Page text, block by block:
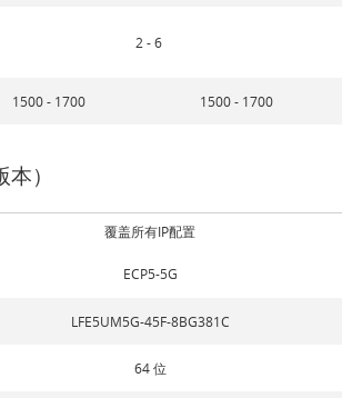
2 - 6
1500 - 1700 1500 - 1700
）
覆盖所有IP配置
ECP5-5G
LFE5UM5G-45F-8BG381C
64 位